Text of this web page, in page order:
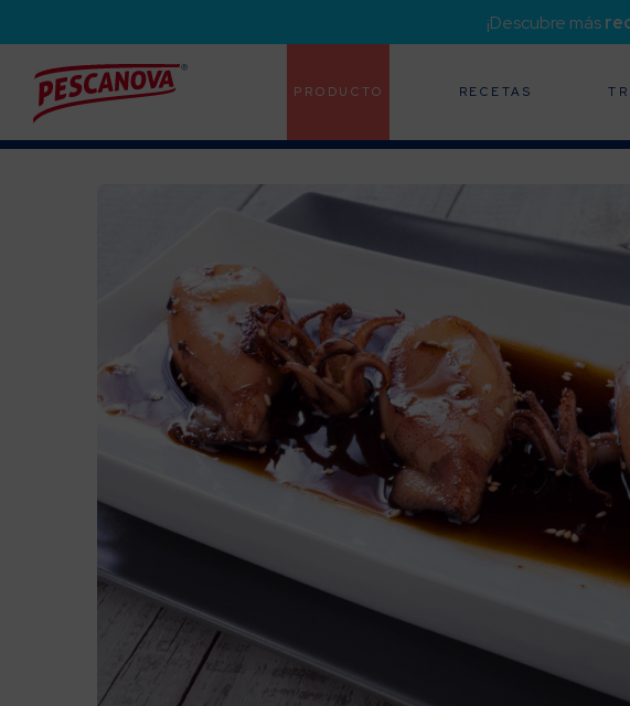
¡Descubre más
PRODUCTO RECETAS